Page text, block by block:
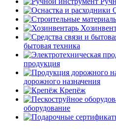
бытовая техника
продукция
дорожного назначения
Крепёж
оборудование